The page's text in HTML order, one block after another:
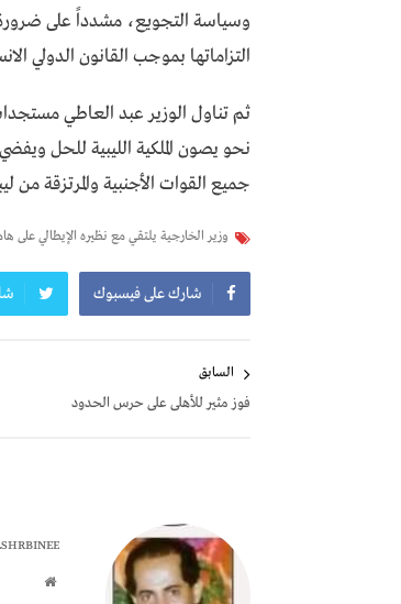
وسياسة التجويع، مشدداً على ضرورة
التزاماتها بموجب القانون الدولي
ثم تناول الوزير عبد العاطي
نحو يصون الملكية الليبية للحل
جميع القوات الأجنبية والمرتزقة
وزير الخارجية يلتقي مع نظيره الإيطالي على
شارك على فيسبوك
المقالات
السابق
فوز مثير للأهلى على حرس الحدود